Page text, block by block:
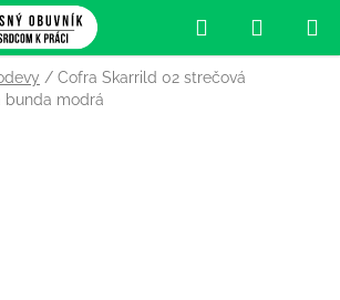
Hľadať
KOŠÍK
/ Cofra Skarrild 02 strečová
bunda modrá